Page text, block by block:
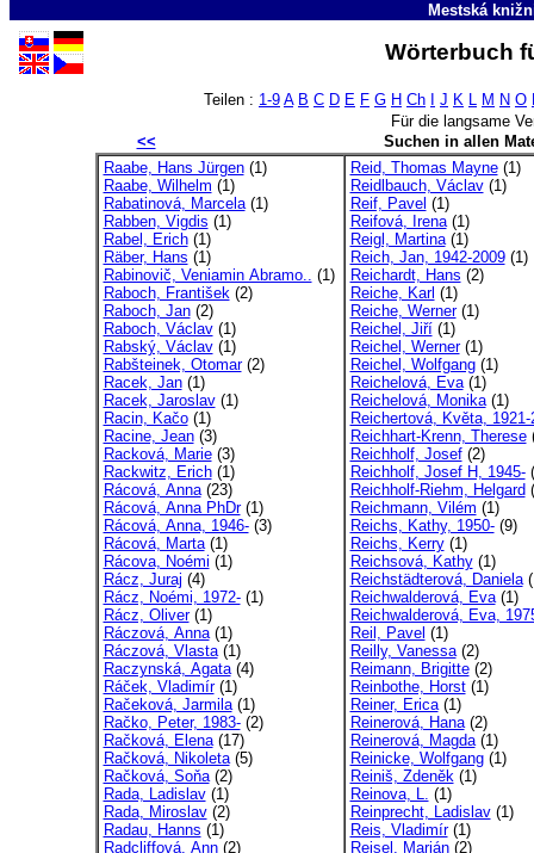
Mestská
Wörterbuch
Teilen : 1-9 A B C D E F G H Ch J K L M N O
Für die langsame
<<
Suchen in allen
Raabe, Hans Jürgen(1)
Raabe, Wilhelm (1)
Rabatinová, Marcela(1)
Rabben, Vigdis (1)
Rabel, Erich(1)
Räber, Hans (1)
Rabinovič, Veniamin Abramo.. (1)
Raboch, František(2)
Raboch, Jan(2)
Raboch, Václav(1)
Rabský, Václav(1)
Rabšteinek, Otomar(2)
Racek, Jan(1)
Racek, Jaroslav(1)
Racin, Kačo(1)
Racine, Jean(3)
Racková, Marie(3)
Rackwitz, Erich(1)
Rácová, Anna(23)
Rácová, Anna PhDr(1)
Rácová, Anna, 1946-(3)
Rácová, Marta(1)
Rácova, Noémi (1)
Rácz, Juraj (4)
Rácz, Noémi, 1972-(1)
Rácz, Oliver(1)
Ráczová, Anna(1)
Ráczová, Vlasta(1)
Raczynská, Agata(4)
Ráček, Vladimír(1)
Račeková, Jarmila(1)
Račko, Peter, 1983-(2)
Račková, Elena(17)
Račková, Nikoleta(5)
Račková, Soňa(2)
Rada, Ladislav(1)
Rada, Miroslav(2)
Radau, Hanns (1)
Radcliffová, Ann(2)
Reid, Thomas Mayne(1)
Reidlbauch, Václav(1)
Reif, Pavel (1)
Reifová, Irena(1)
Reigl, Martina(1)
Reich, Jan, 1942-2009(1)
Reichardt, Hans (2)
Reiche, Karl (1)
Reiche, Werner(1)
Reichel, Jiří(1)
Reichel, Werner(1)
Reichel, Wolfgang(1)
Reichelová, Eva(1)
Reichelová, Monika(1)
Reichertová, Květa, 1921-
Reichhart-Krenn, Therese
Reichholf, Josef(2)
Reichholf, Josef H, 1945-
Reichholf-Riehm, Helgard
Reichmann, Vilém (1)
Reichs, Kathy, 1950-(9)
Reichs, Kerry(1)
Reichsová, Kathy(1)
Reichstädterová, Daniela
Reichwalderová, Eva(1)
Reichwalderová, Eva,
Reil, Pavel (1)
Reilly, Vanessa(2)
Reimann, Brigitte(2)
Reinbothe, Horst(1)
Reiner, Erica(1)
Reinerová, Hana(2)
Reinerová, Magda(1)
Reinicke, Wolfgang(1)
Reiniš, Zdeněk(1)
Reinova, L. (1)
Reinprecht, Ladislav(1)
Reis, Vladimír(1)
Reisel, Marián(2)